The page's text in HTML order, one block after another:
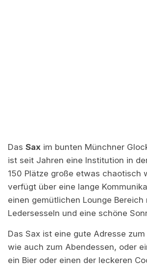
Das Sax im bunten Münchner
ist seit Jahren eine Institution in
150 Plätze große etwas chaotisch
verfügt über eine lange
einen gemütlichen Lounge Bereich
Ledersesseln und eine schöne
Das Sax ist eine gute Adresse
wie auch zum Abendessen, oder
ein Bier oder einen der leckeren